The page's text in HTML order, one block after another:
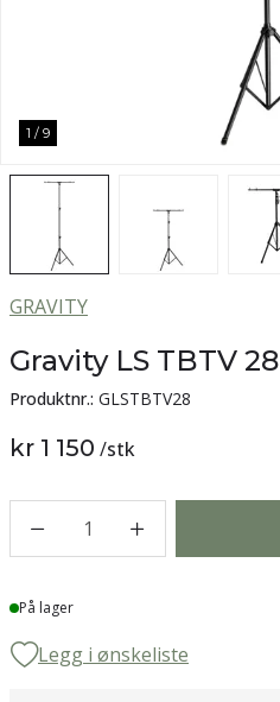
1 / 9
GRAVITY
Gravity LS TBTV 28
Produktnr.: GLSTBTV28
kr 1 150 /stk
1
Lager
På lager
Legg i ønskeliste